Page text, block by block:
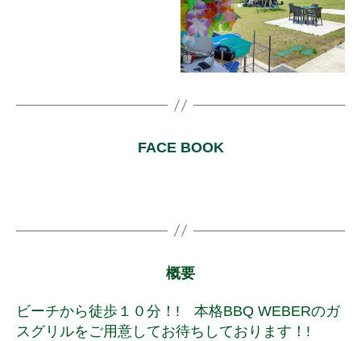
FACE BOOK
概要
ビーチから徒歩１０分！! 本格BBQ WEBERのガ
スグリルをご用意してお待ちしております！!